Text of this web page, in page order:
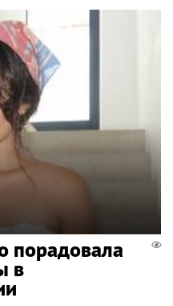
порадовала
в